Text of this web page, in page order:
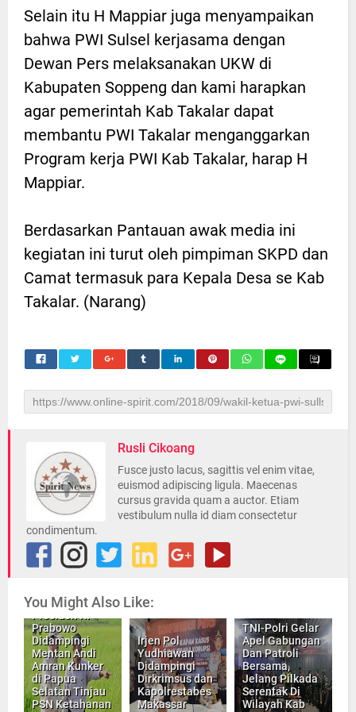
Selain itu H Mappiar juga menyampaikan
bahwa PWI Sulsel kerjasama dengan
Dewan Pers melaksanakan UKW di
Kabupaten Soppeng dan kami harapkan
agar pemerintah Kab Takalar dapat
membantu PWI Takalar menganggarkan
Program kerja PWI Kab Takalar, harap H
Mappiar.
Berdasarkan Pantauan awak media ini
kegiatan ini turut oleh pimpiman SKPD dan
Camat termasuk para Kepala Desa se Kab
Takalar. (Narang)
Rusli Cikoang
Fusce justo lacus, sagittis vel enim vitae,
euismod adipiscing ligula. Maecenas
cursus gravida quam a auctor. Etiam
vestibulum nulla id diam consectetur
condimentum.
You Might Also Like:
Prabowo
Didampingi
Mentan Andi
Amran Kunker
di Papua
Selatan Tinjau
PSN Ketahanan
Irjen Pol
Yudhiawan
Didampingi
Dirkrimsus dan
Kapolrestabes
Makassar
TNI-Polri Gelar
Apel Gabungan
Dan Patroli
Bersama,
Jelang Pilkada
Serentak Di
Wilayah Kab